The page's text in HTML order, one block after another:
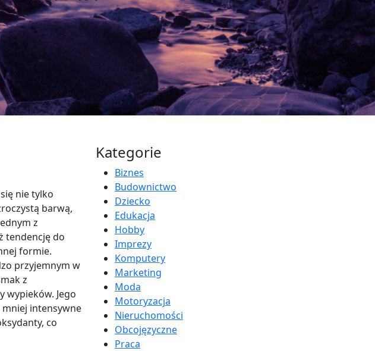
nie tylko
barwą,
z
tendencję do
formie.
przyjemnym w
z
wypieków. Jego
intensywne
co
Kategorie
Biznes
Budownictwo
Dziecko
Edukacja
Hobby
Imprezy
Komputery
Marketing
Moda
Motoryzacja
Nieruchomości
Obcojęzyczne
Praca